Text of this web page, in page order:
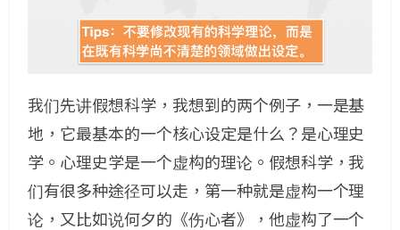
我们先讲假想科学，我想到的两个例子，一是基
地，它最基本的一个核心设定是什么？是心理史
学。心理史学是一个虚构的理论。假想科学，我
们有很多种途径可以走，第一种就是虚构一个理
论，又比如说何夕的《伤心者》，他虚构了一个